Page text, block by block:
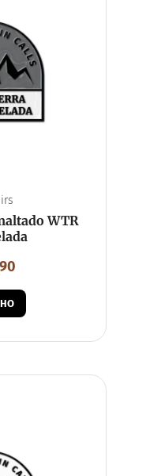
WTR